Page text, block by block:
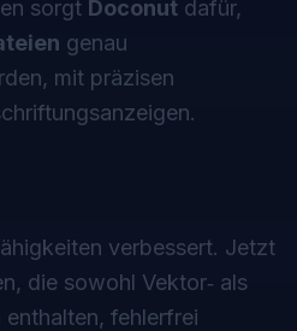
sorgt Doconut dafür,
genau
mit präzisen
verbessert. Jetzt
die sowohl Vektor‑ als
enthalten, fehlerfrei